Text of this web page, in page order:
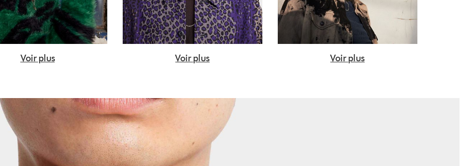
Voir plus Voir plus Voir plus